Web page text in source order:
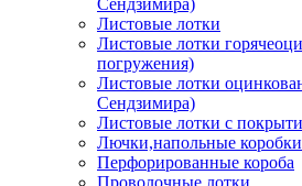
Сендзимира)
Листовые лотки
Листовые лотки
погружения)
Листовые лотки
Сендзимира)
Листовые лотки с
Лючки,напольные
Перфорированные короба
Проволочные лотки